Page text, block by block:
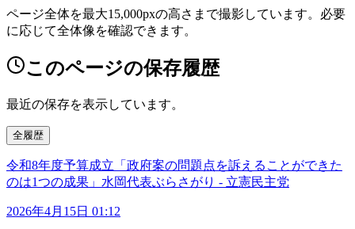
ページ全体を最大15,000pxの高さまで撮影しています。必要
に応じて全体像を確認できます。
このページの保存履歴
最近の保存を表示しています。
全履歴
令和8年度予算成立「政府案の問題点を訴えることができた
のは1つの成果」水岡代表ぶらさがり - 立憲民主党
2026年4月15日 01:12